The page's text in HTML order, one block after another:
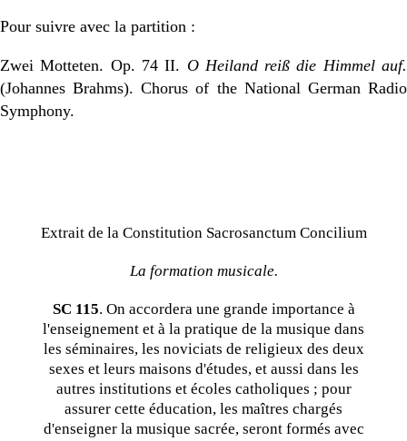
Pour suivre avec la partition :
Zwei Motteten. Op. 74 II. O Heiland reiß die Himmel auf.
(Johannes Brahms). Chorus of the National German Radio
Symphony.
Extrait de la Constitution Sacrosanctum Concilium
La formation musicale.
SC 115. On accordera une grande importance à
l'enseignement et à la pratique de la musique dans
les séminaires, les noviciats de religieux des deux
sexes et leurs maisons d'études, et aussi dans les
autres institutions et écoles catholiques ; pour
assurer cette éducation, les maîtres chargés
d'enseigner la musique sacrée, seront formés avec